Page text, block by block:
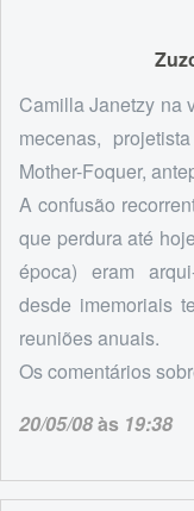
Camilla Janetzy na
mecenas,
Mother-Foquer,
A confusão
que perdura até
época) eram
desde imemoriais
reuniões anuais.
Os comentários
20/05/08às 19:38